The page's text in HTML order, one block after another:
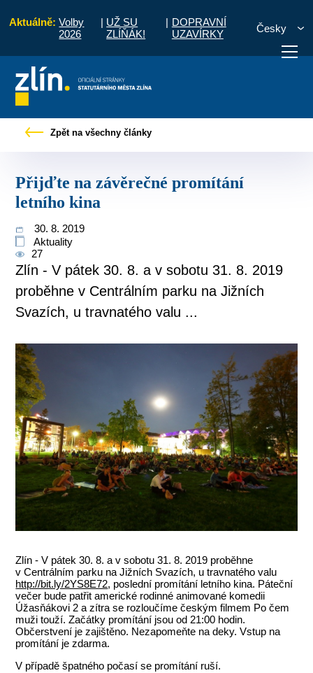
Aktuálně: Volby
2026
| UŽ SU
ZLÍŇÁK!
| DOPRAVNÍ
UZAVÍRKY
Česky
vyřídit Potřebuji zaplatit
Zpět na všechny články
Přijďte na závěrečné promítání
letního kina
30. 8. 2019
Aktuality
27
Zlín - V pátek 30. 8. a v sobotu 31. 8. 2019
proběhne v Centrálním parku na Jižních
Svazích, u travnatého valu ...
Zlín - V pátek 30. 8. a v sobotu 31. 8. 2019 proběhne
v Centrálním parku na Jižních Svazích, u travnatého valu
http://bit.ly/2YS8E72, poslední promítání letního kina. Páteční
večer bude patřit americké rodinné animované komedii
Úžasňákovi 2 a zítra se rozloučíme českým filmem Po čem
muži touží. Začátky promítání jsou od 21:00 hodin.
Občerstvení je zajištěno. Nezapomeňte na deky. Vstup na
promítání je zdarma.
V případě špatného počasí se promítání ruší.